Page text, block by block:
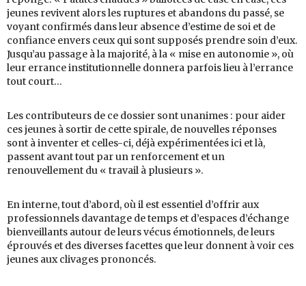
jeunes revivent alors les ruptures et abandons du passé, se
voyant confirmés dans leur absence d’estime de soi et de
confiance envers ceux qui sont supposés prendre soin d’eux.
Jusqu’au passage à la majorité, à la « mise en autonomie », où
leur errance institutionnelle donnera parfois lieu à l’errance
tout court…
Les contributeurs de ce dossier sont unanimes : pour aider
ces jeunes à sortir de cette spirale, de nouvelles réponses
sont à inventer et celles-ci, déjà expérimentées ici et là,
passent avant tout par un renforcement et un
renouvellement du « travail à plusieurs ».
En interne, tout d’abord, où il est essentiel d’offrir aux
professionnels davantage de temps et d’espaces d’échange
bienveillants autour de leurs vécus émotionnels, de leurs
éprouvés et des diverses facettes que leur donnent à voir ces
jeunes aux clivages prononcés.